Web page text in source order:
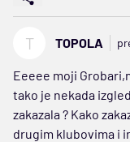
T TOPOLA
Eeeee moji
tako je nekada
zakazala ? Kako
drugim klubovima i